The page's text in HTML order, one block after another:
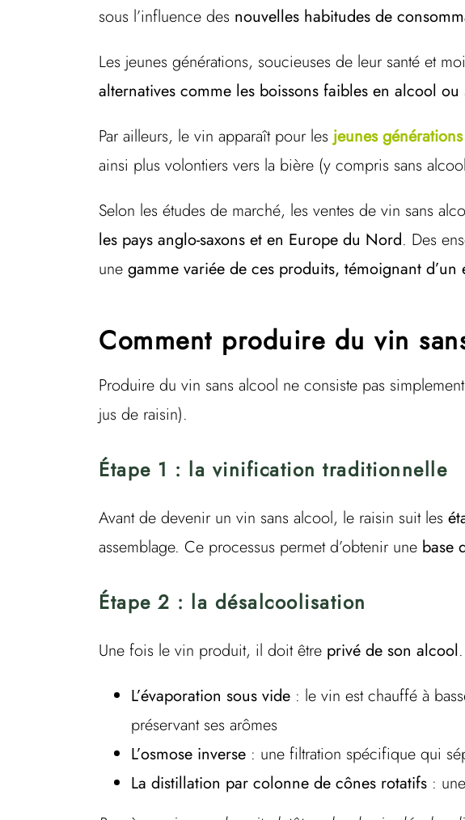
sous l’influence des nouvelles habitudes de
Les jeunes générations, soucieuses de leur santé et
alternatives comme les boissons faibles en alcool ou
Par ailleurs, le vin apparaît pour lesjeunes générations
ainsi plus volontiers vers la bière (y compris sans
Selon les études de marché, les ventes de vin sans
les pays anglo-saxons et en Europe du Nord. Des
une gamme variée de ces produits, témoignant
Comment produire du vin
Produire du vin sans alcool ne consiste pas
jus de raisin).
Étape 1 : la vinification traditionnelle
Avant de devenir un vin sans alcool, le raisin suit les
assemblage. Ce processus permet d’obtenir une base
Étape 2 : la désalcoolisation
Une fois le vin produit, il doit être privé de son alcool
L’évaporation sous vide : le vin est chauffé à
préservant ses arômes
L’osmose inverse : une filtration spécifique qui
La distillation par colonne de cônes rotatifs :